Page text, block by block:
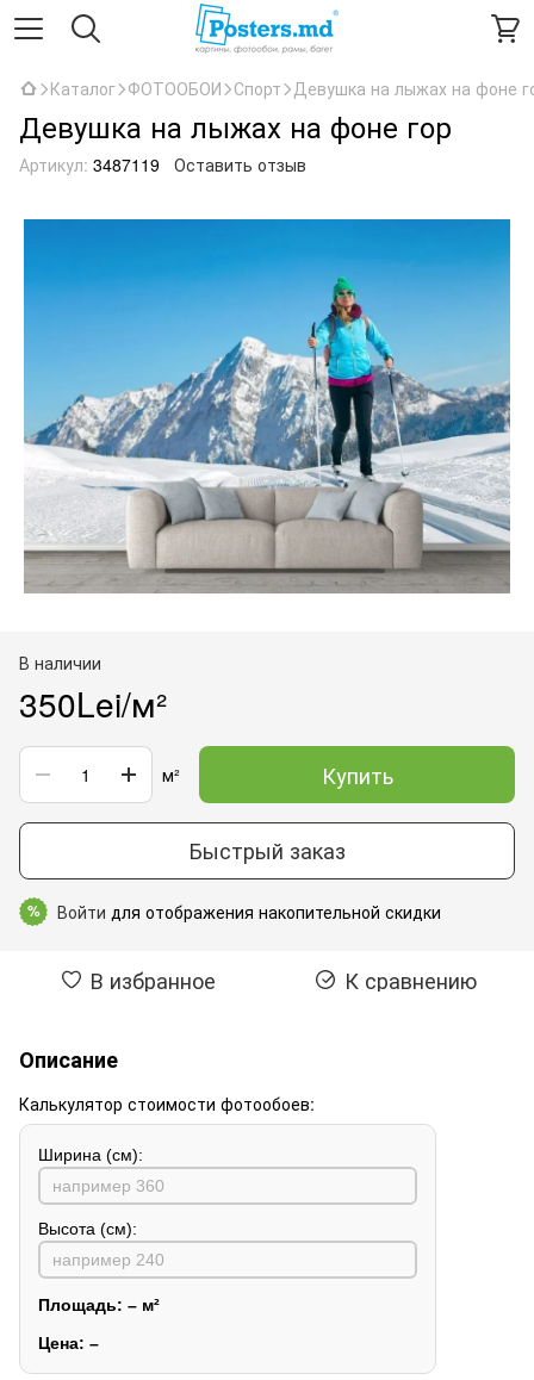
Каталог ФОТООБОИ Спорт Девушка на лыжах на фоне
Девушка на лыжах на фоне гор
Артикул: 3487119 Оставить отзыв
В наличии
350Lei/м²
м² Купить
Быстрый заказ
% Войти для отображения накопительной скидки
В избранное К сравнению
Описание
Калькулятор стоимости фотообоев:
Ширина (см):
Высота (см):
Площадь: – м²
Цена: –